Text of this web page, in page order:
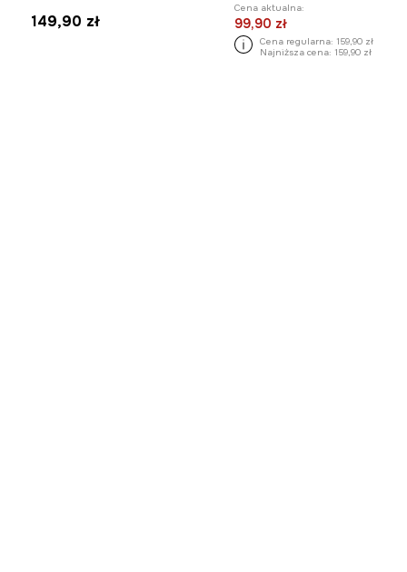
149,90 zł
Cena aktualna:
99,90 zł
Cena regularna: 159,90 zł
Najniższa cena: 159,90 zł